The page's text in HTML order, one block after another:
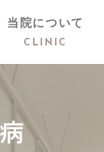
当院について
CLINIC
医院概要
医院紹介